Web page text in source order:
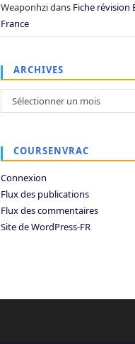
Weaponhzidans Fiche révision
France
ARCHIVES
Archives
Sélectionner un mois
COURSENVRAC
Connexion
Flux des publications
Flux des commentaires
Site de WordPress-FR